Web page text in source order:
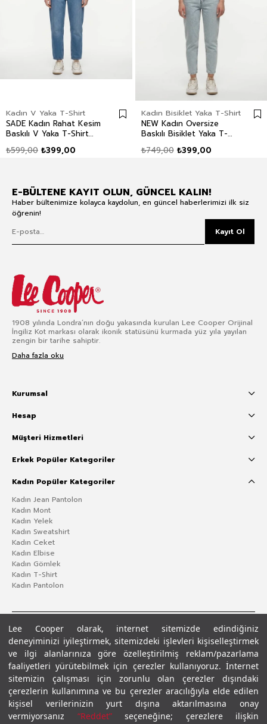
Lee Cooper olarak, internet sitemizde edindiğiniz
deneyiminizi iyileştirmek, sitemizdeki işlevleri kişiselleştirmek
ve ilgi alanlarınıza göre özelleştirilmiş reklam/pazarlama
faaliyetleri yürütebilmek için çerezler kullanıyoruz. İnternet
sitemizin çalışması için zorunlu olan çerezler dışındaki
çerezlerin kullanımına ve bu çerezler aracılığıyla elde edilen
kişisel verilerinizin yurt dışına aktarılmasına onay
vermiyorsanız “Reddet”seçeneğine; çerezlere ilişkin
Kadın V Yaka T-Shirt
SADE Kadın Rahat Kesim
Baskılı V Yaka T-Shirt
₺399,00
₺599,00
Kadın Bisiklet Yaka T-Shirt
NEW Kadın Oversize
Baskılı Bisiklet Yaka T-
₺399,00
₺749,00
E-BÜLTENE KAYIT OLUN, GÜNCEL KALIN!
Haber bültenimize kolayca kaydolun, en güncel haberlerimizi ilk siz
öğrenin!
Kayıt Ol
1908 yılında Londra’nın doğu yakasında kurulan Lee Cooper Orijinal
İngiliz Kot markası olarak ikonik statüsünü kurmada yüz yıla yayılan
zengin bir tarihe sahiptir.
Daha fazla oku
Kurumsal
Hesap
Müşteri Hizmetleri
Erkek Popüler Kategoriler
Kadın Popüler Kategoriler
Kadın Jean Pantolon
Kadın Mont
Kadın Yelek
Kadın Sweatshirt
Kadın Ceket
Kadın Elbise
Kadın Gömlek
Kadın T-Shirt
Kadın Pantolon
Gizlilik PolitikasıÇerez Politikası KVKK Aydınlatma MetniŞartlar ve Koşullar
© 2026 Leecooper - Tüm Hakları Saklıdır.